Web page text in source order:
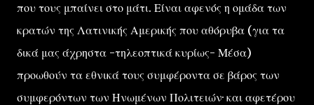
που τους μπαίνει στο μάτι. Είναι αφενός η ομάδα των
κρατών της Λατινικής Αμερικής που αθόρυβα (για τα
δικά μας άχρηστα -τηλεοπτικά κυρίως- Μέσα)
προωθούν τα εθνικά τους συμφέροντα σε βάρος των
συμφερόντων των Ηνωμένων Πολιτειών· και αφετέρου